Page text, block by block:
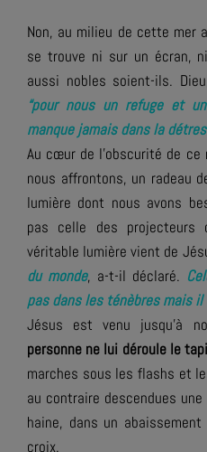
Non, au milieu de cette mer
se trouve ni sur un écran,
aussi nobles soient-ils.
“pour nous un refuge et
manque jamais dans la
Au cœur de l’obscurité de
nous affrontons, un radeau
lumière dont nous avons
pas celle des projecteurs
véritable lumière vient de
du monde, a-t-il déclaré.
pas dans les ténèbres mais il
Jésus est venu jusqu’à
personne ne lui déroule le
marches sous les flashs et
au contraire descendues
haine, dans un
croix.